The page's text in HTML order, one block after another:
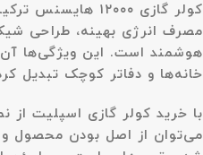
کولر گازی ۱۲۰۰۰
مصرف انرژی بهینه، طراحی
هوشمند است. این ویژگی‌ها آن
خانه‌ها و دفاتر کوچک تبدیل
با خرید کولر گازی اسپلیت
می‌توان از اصل بودن